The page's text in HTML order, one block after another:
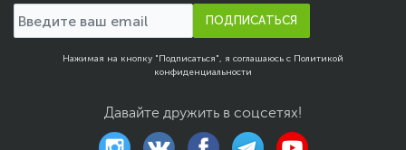
ПОДПИСАТЬСЯ
Нажимая на кнопку "Подписаться", я соглашаюсь с Политикой
конфиденциальности
Давайте дружить в соцсетях!